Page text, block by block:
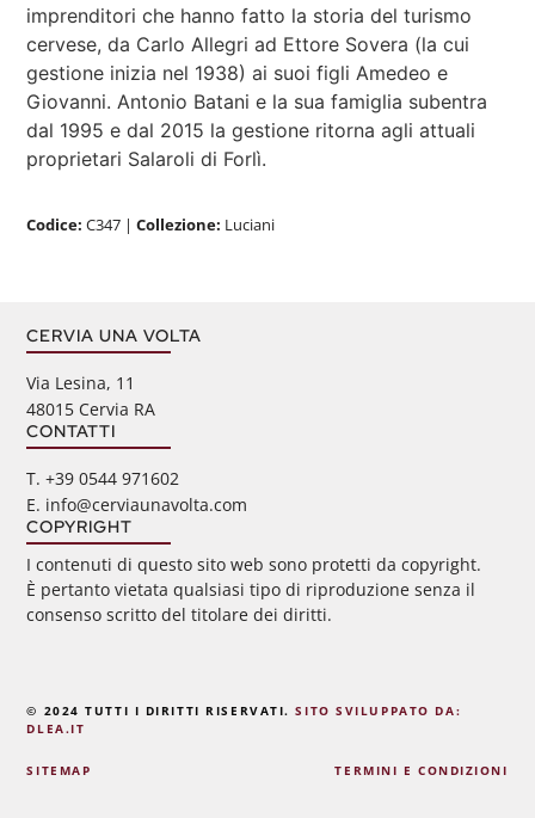
imprenditori che hanno fatto la storia del turismo
cervese, da Carlo Allegri ad Ettore Sovera (la cui
gestione inizia nel 1938) ai suoi figli Amedeo e
Giovanni. Antonio Batani e la sua famiglia subentra
dal 1995 e dal 2015 la gestione ritorna agli attuali
proprietari Salaroli di Forlì.
Codice:C347 |Collezione: Luciani
CERVIA UNA VOLTA
Via Lesina, 11
48015 Cervia RA
CONTATTI
‭T. +39 0544 971602
E. info@cerviaunavolta.com
COPYRIGHT
I contenuti di questo sito web sono protetti da copyright.
È pertanto vietata qualsiasi tipo di riproduzione senza il
consenso scritto del titolare dei diritti.
© 2024 TUTTI I DIRITTI RISERVATI.SITO SVILUPPATO DA:
DLEA.IT
SITEMAP TERMINI E CONDIZIONI